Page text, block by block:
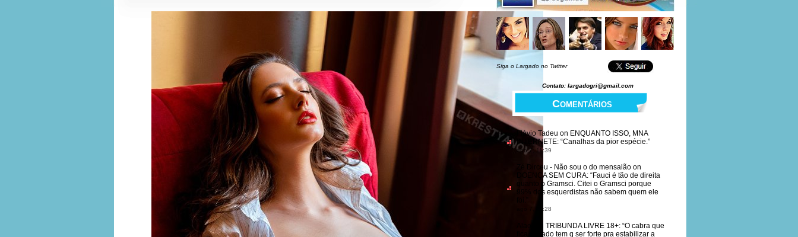
Siga o Largado no Twitter
Contato: largadogri@gmail.com
Comentários
Flávio Tadeu on ENQUANTO ISSO, MNA
INTERNETE: “Canalhas da pior espécie.”
ago 7, 11:39
Zé Dirceu - Não sou o do mensalão on
DOENÇA SEM CURA: “Fauci é tão de direita
quanto o Gramsci. Citei o Gramsci porque
99% dos esquerdistas não sabem quem ele
ago 7, 11:28
Alaor TRIBUNDA LIVRE 18+: “O cabra que
fica deitado tem q ser forte pra estabilizar a